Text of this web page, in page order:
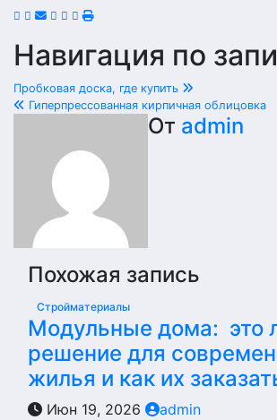
Навигация по
Пробковая доска, где купить
Гиперпрессованная кирпичная облицовка
От admin
Похожая запись
Стройматериалы
Модульные дома: это
решение для
жилья и как их
Июн 19, 2026 admin